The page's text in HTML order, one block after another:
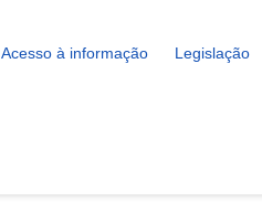
Acesso à informação Legislação